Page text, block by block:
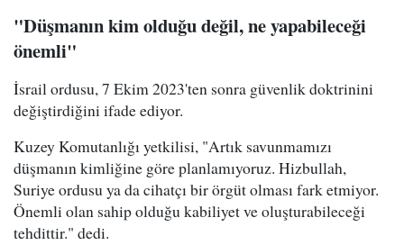
"Düşmanın kim olduğu değil, ne yapabileceği
önemli"
İsrail ordusu, 7 Ekim 2023'ten sonra güvenlik doktrinini
değiştirdiğini ifade ediyor.
Kuzey Komutanlığı yetkilisi, "Artık savunmamızı
düşmanın kimliğine göre planlamıyoruz. Hizbullah,
Suriye ordusu ya da cihatçı bir örgüt olması fark etmiyor.
Önemli olan sahip olduğu kabiliyet ve oluşturabileceği
tehdittir." dedi.